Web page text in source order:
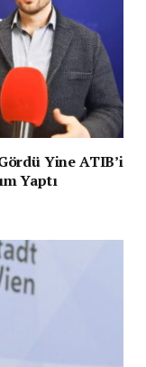
Yine ATIB’i
Yaptı